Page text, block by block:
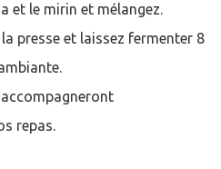
et le mirin et mélangez.
presse et laissez fermenter 8
repas.